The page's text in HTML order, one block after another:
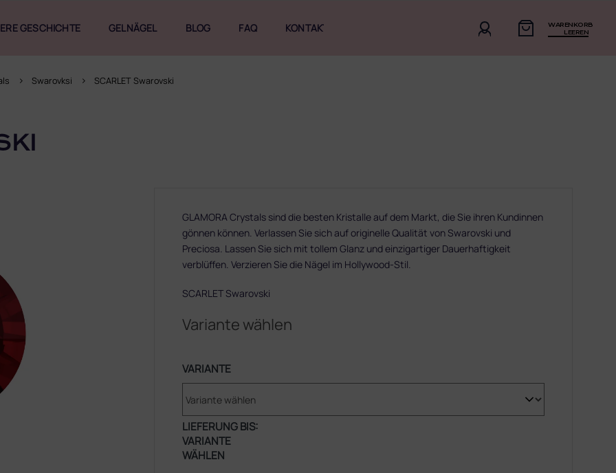
WARENKORB
LEEREN
GESCHICHTE GELNÄGEL BLOG FAQ KONTAKT
Swarovksi SCARLET Swarovski
Variante wählen
VARIANTE
LIEFERUNG BIS:
VARIANTE
WÄHLEN
GLAMORA Crystals sind die besten Kristalle auf dem Markt, die Sie ihren Kundinnen
gönnen können. Verlassen Sie sich auf originelle Qualität von Swarovski und
Preciosa. Lassen Sie sich mit tollem Glanz und einzigartiger Dauerhaftigkeit
verblüffen. Verzieren Sie die Nägel im Hollywood-Stil.
SCARLET Swarovski